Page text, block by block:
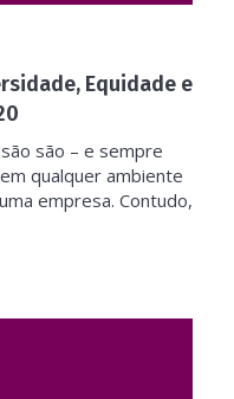
Equidade e
são – e sempre
qualquer ambiente
empresa. Contudo,